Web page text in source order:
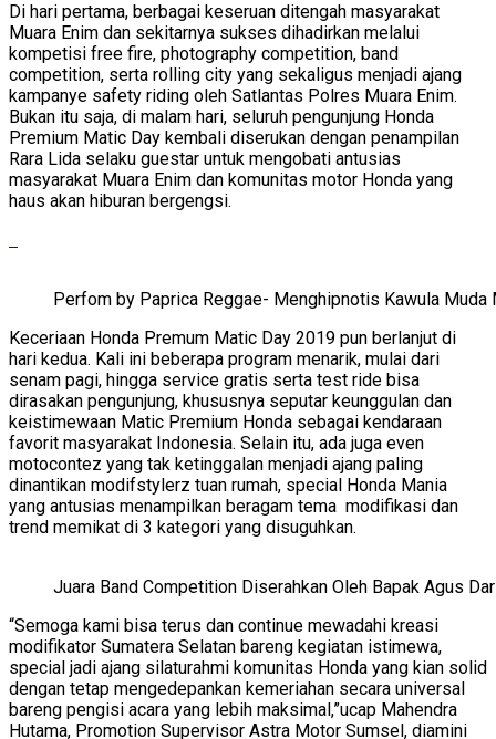
Di hari pertama, berbagai keseruan ditengah masyarakat
Muara Enim dan sekitarnya sukses dihadirkan melalui
kompetisi free fire, photography competition, band
competition, serta rolling city yang sekaligus menjadi ajang
kampanye safety riding oleh Satlantas Polres Muara Enim.
Bukan itu saja, di malam hari, seluruh pengunjung Honda
Premium Matic Day kembali diserukan dengan penampilan
Rara Lida selaku guestar untuk mengobati antusias
masyarakat Muara Enim dan komunitas motor Honda yang
haus akan hiburan bergengsi.
Perfom by Paprica Reggae- Menghipnotis Kawula Muda
Keceriaan Honda Premum Matic Day 2019 pun berlanjut di
hari kedua. Kali ini beberapa program menarik, mulai dari
senam pagi, hingga service gratis serta test ride bisa
dirasakan pengunjung, khususnya seputar keunggulan dan
keistimewaan Matic Premium Honda sebagai kendaraan
favorit masyarakat Indonesia. Selain itu, ada juga even
motocontez yang tak ketinggalan menjadi ajang paling
dinantikan modifstylerz tuan rumah, special Honda Mania
yang antusias menampilkan beragam tema modifikasi dan
trend memikat di 3 kategori yang disuguhkan.
Juara Band Competition Diserahkan Oleh Bapak Agus
“Semoga kami bisa terus dan continue mewadahi kreasi
modifikator Sumatera Selatan bareng kegiatan istimewa,
special jadi ajang silaturahmi komunitas Honda yang kian solid
dengan tetap mengedepankan kemeriahan secara universal
bareng pengisi acara yang lebih maksimal,”ucap Mahendra
Hutama, Promotion Supervisor Astra Motor Sumsel, diamini